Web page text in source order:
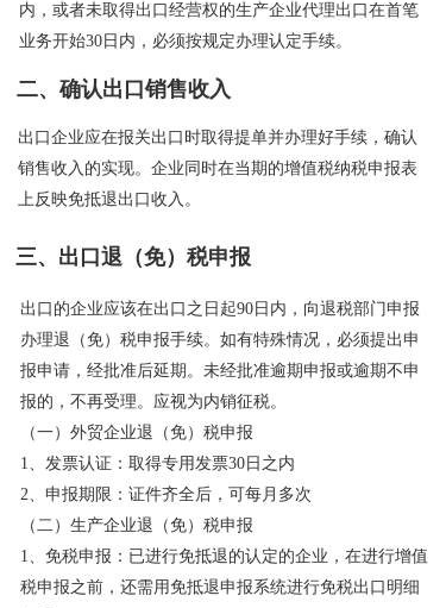
内，或者未取得出口经营权的生产企业代理出口在首笔
业务开始30日内，必须按规定办理认定手续。
二、确认出口销售收入
出口企业应在报关出口时取得提单并办理好手续，确认
销售收入的实现。企业同时在当期的增值税纳税申报表
上反映免抵退出口收入。
三、出口退（免）税申报
出口的企业应该在出口之日起90日内，向退税部门申报
办理退（免）税申报手续。如有特殊情况，必须提出申
报申请，经批准后延期。未经批准逾期申报或逾期不申
报的，不再受理。应视为内销征税。
（一）外贸企业退（免）税申报
1、发票认证：取得专用发票30日之内
2、申报期限：证件齐全后，可每月多次
（二）生产企业退（免）税申报
1、免税申报：已进行免抵退的认定的企业，在进行增值
税申报之前，还需用免抵退申报系统进行免税出口明细